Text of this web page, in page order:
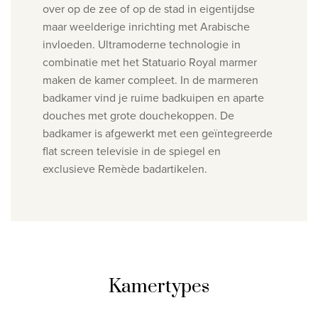
over op de zee of op de stad in eigentijdse
maar weelderige inrichting met Arabische
invloeden. Ultramoderne technologie in
combinatie met het Statuario Royal marmer
maken de kamer compleet. In de marmeren
badkamer vind je ruime badkuipen en aparte
douches met grote douchekoppen. De
badkamer is afgewerkt met een geïntegreerde
flat screen televisie in de spiegel en
exclusieve Remède badartikelen.
Kamertypes